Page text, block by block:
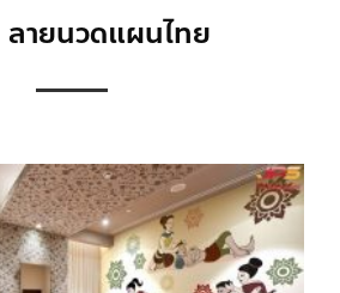
ลายนวดแผนไทย